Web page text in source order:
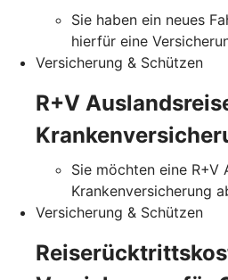
Sie haben ein neues
hierfür eine
Versicherung & Schützen
R+V
Sie möchten eine R+V
Krankenversicherung
Versicherung & Schützen